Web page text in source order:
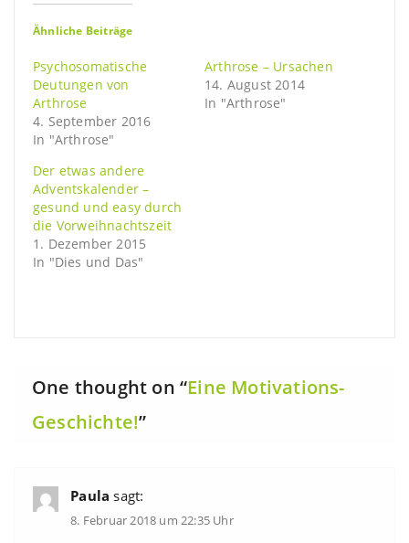
Ähnliche Beiträge
Psychosomatische
Deutungen von
Arthrose
4. September 2016
In "Arthrose"
Arthrose – Ursachen
14. August 2014
In "Arthrose"
Der etwas andere
Adventskalender –
gesund und easy durch
die Vorweihnachtszeit
1. Dezember 2015
In "Dies und Das"
One thought on “Eine Motivations-
Geschichte!”
Paula sagt:
8. Februar 2018 um 22:35 Uhr